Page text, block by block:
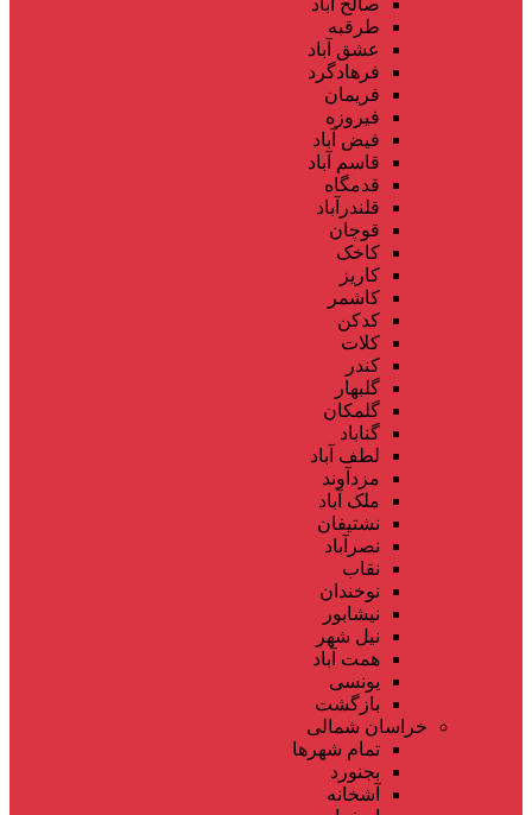
طرقبه
عشق آباد
فرهادگرد
فریمان
فیروزه
فیض آباد
قاسم آباد
قدمگاه
قلندرآباد
قوچان
کاخک
کاریز
کاشمر
کدکن
کلات
کندر
گلبهار
گلمکان
گناباد
لطف آباد
مزدآوند
ملک آباد
نشتیفان
نصرآباد
نقاب
نوخندان
نیشابور
نیل شهر
همت آباد
یونسی
بازگشت
خراسان شمالی
تمام شهر‌ها
بجنورد
آشخانه